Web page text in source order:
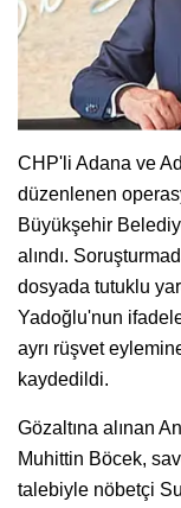
CHP'li Adana ve
düzenlenen
Büyükşehir
alındı.
dosyada tutuklu
Yadoğlu'nun
ayrı rüşvet
kaydedildi.
Gözaltına alınan
Muhittin Böcek,
talebiyle nöbetçi